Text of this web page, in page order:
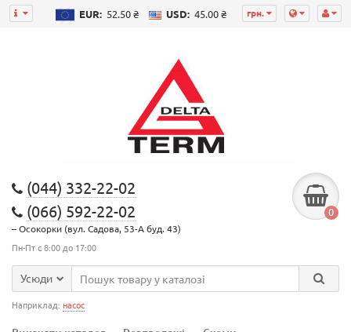
грн.
EUR: 52.50 ₴ USD: 45.00 ₴
(044) 332-22-02
(066) 592-22-02
– Осокорки (вул. Садова, 53-А буд. 43)
Пн-Пт с 8:00 до 17:00
0
Усюди
Наприклад: насос